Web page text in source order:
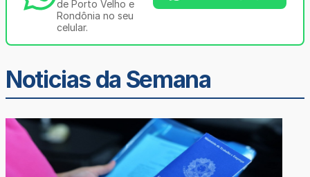
de Porto Velho e
Rondônia no seu
celular.
Noticias da Semana